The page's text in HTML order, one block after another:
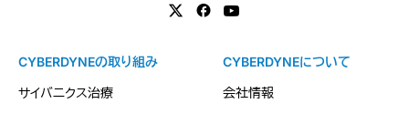
CYBERDYNEの取り組み
サイバニクス治療
CYBERDYNEについて
会社情報